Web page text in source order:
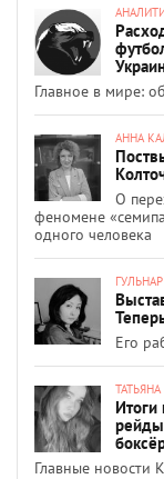
Главное в мире:
АННА
О
феномене
одного человека
Его
Главные новости